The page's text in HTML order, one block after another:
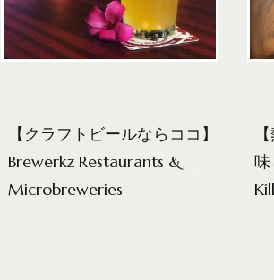
【クラフトビールならココ】
Brewerkz Restaurants &
Microbreweries
味